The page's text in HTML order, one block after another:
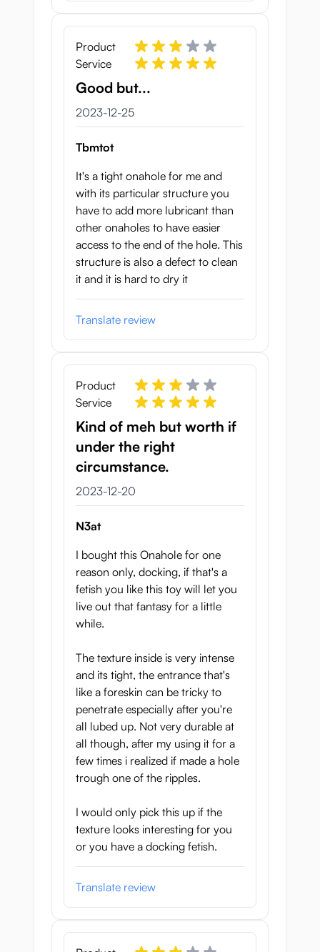
Product
Service
Good but...
25 december 2023
2023-12-25
Tbmtot
It's a tight onahole for me and
with its particular structure you
have to add more lubricant than
other onaholes to have easier
access to the end of the hole. This
structure is also a defect to clean
it and it is hard to dry it
Translate review
Product
Service
Kind of meh but worth if
under the right
circumstance.
20 december 2023
2023-12-20
N3at
I bought this Onahole for one
reason only, docking, if that's a
fetish you like this toy will let you
live out that fantasy for a little
while.
The texture inside is very intense
and its tight, the entrance that's
like a foreskin can be tricky to
penetrate especially after you're
all lubed up. Not very durable at
all though, after my using it for a
few times i realized if made a hole
trough one of the ripples.
I would only pick this up if the
texture looks interesting for you
or you have a docking fetish.
Translate review